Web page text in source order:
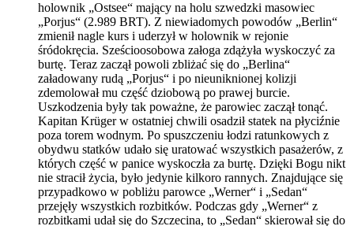
holownik „Ostsee“ mający na holu szwedzki masowiec
„Porjus“ (2.989 BRT). Z niewiadomych powodów „Berlin“
zmienił nagle kurs i uderzył w holownik w rejonie
śródokręcia. Sześcioosobowa załoga zdążyła wyskoczyć za
burtę. Teraz zaczął powoli zbliżać się do „Berlina“
załadowany rudą „Porjus“ i po nieuniknionej kolizji
zdemolował mu część dziobową po prawej burcie.
Uszkodzenia były tak poważne, że parowiec zaczął tonąć.
Kapitan Krüger w ostatniej chwili osadził statek na płyciźnie
poza torem wodnym. Po spuszczeniu łodzi ratunkowych z
obydwu statków udało się uratować wszystkich pasażerów, z
których część w panice wyskoczła za burtę. Dzięki Bogu nikt
nie stracił życia, było jedynie kilkoro rannych. Znajdujące się
przypadkowo w pobliżu parowce „Werner“ i „Sedan“
przejęły wszystkich rozbitków. Podczas gdy „Werner“ z
rozbitkami udał się do Szczecina, to „Sedan“ skierował się do